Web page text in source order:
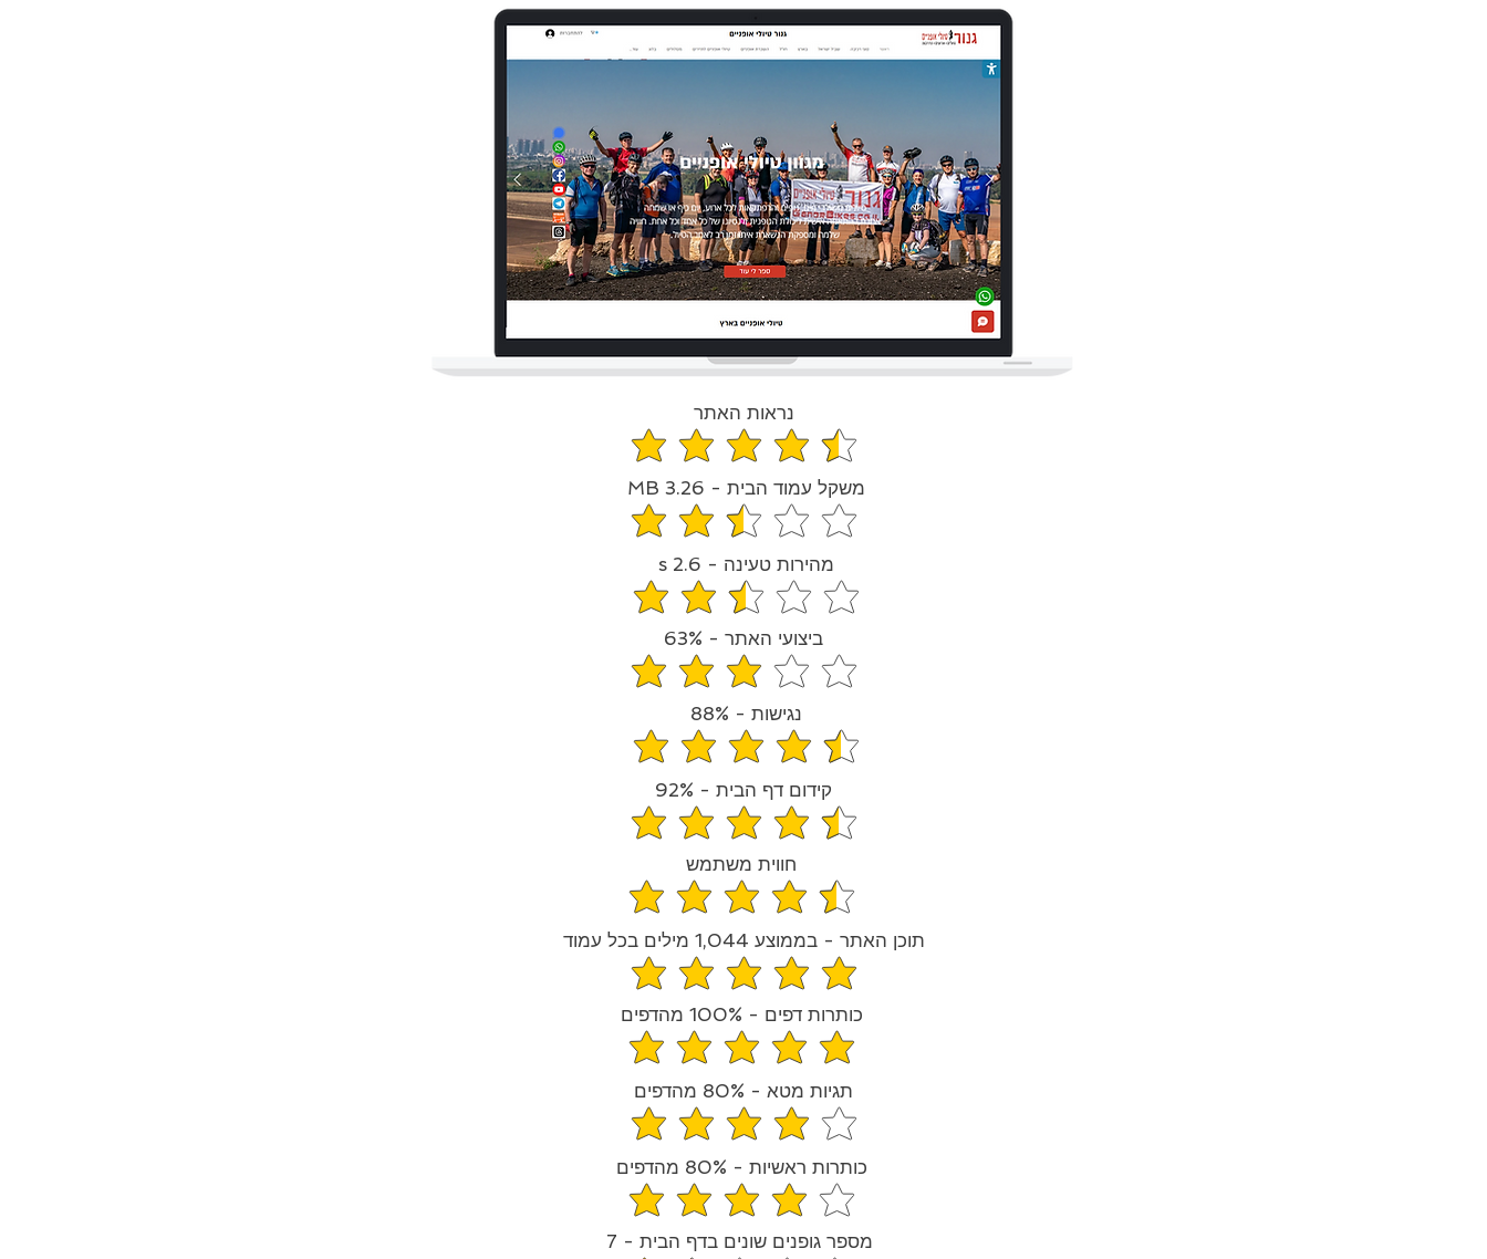
נראות האתר
средний рейтинг 4.6 из 5
משקל עמוד הבית - 3.26 MB
средний рейтинг 2.3 из 5
מהירות טעינה - 2.6 s
средний рейтинг 2.7 из 5
ביצועי האתר - 63%
средний рейтинг 3.2 из 5
נגישות - 88%
средний рейтинг 4.4 из 5
קידום דף הבית - 92%
средний рейтинг 4.6 из 5
חווית משתמש
средний рейтинг 4.3 из 5
תוכן האתר - בממוצע 1,044 מילים בכל עמוד
средний рейтинг 4.8 из 5
כותרות דפים - 100% מהדפים
средний рейтинг 5 из 5
תגיות מטא - 80% מהדפים
средний рейтинг 4 из 5
כותרות ראשיות - 80% מהדפים
средний рейтинг 4 из 5
מספר גופנים שונים בדף הבית - 7